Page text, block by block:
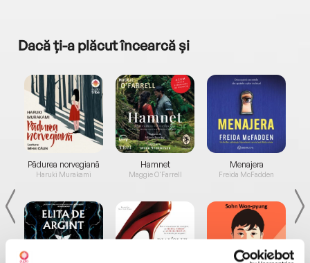
Dacă ți-a plăcut încearcă și
Pădurea norvegiană
Haruki Murakami
Hamnet
Maggie O'Farrell
Menajera
Freida McFadden